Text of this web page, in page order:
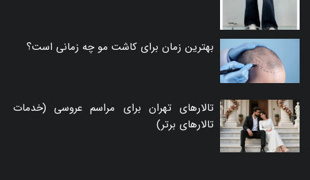
بهترین زمان برای کاشت مو چه زمانی است؟
تالارهای تهران برای مراسم عروسی (خدمات
تالارهای برتر)